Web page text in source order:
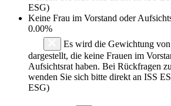
ESG)
Keine Frau im Vorstand oder
0.00%
Es wird die Gewichtung
dargestellt, die keine Frauen im
Aufsichtsrat haben. Bei Rückfragen
wenden Sie sich bitte direkt an ISS
ESG)